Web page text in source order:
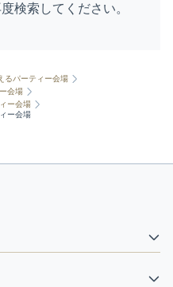
検索してください。
るパーティー会場
会場
ー会場
ー会場